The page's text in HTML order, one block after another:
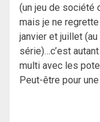
(un jeu de société
mais je ne
janvier et juillet
série)…c’est
multi avec les
Peut-être pour